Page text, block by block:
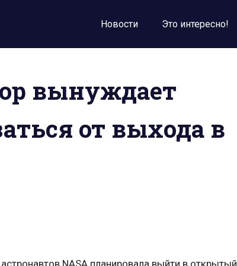
Новости Это интересно!
вынуждает
от выхода в
NASA планировала выйти в открытый